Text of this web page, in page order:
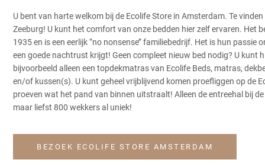
U bent van harte welkom bij de Ecolife Store in Amsterdam. Te
Zeeburg! U kunt het comfort van onze bedden hier zelf ervaren. Het
1935 en is een eerlijk ‘’no nonsense’’ familiebedrijf. Het is hun passie
een goede nachtrust krijgt! Geen compleet nieuw bed nodig? U kunt
bijvoorbeeld alleen een topdekmatras van Ecolife Beds, matras,
en/of kussen(s). U kunt geheel vrijblijvend komen proefliggen op de
proeven wat het pand van binnen uitstraalt! Alleen de entreehal bij
maar liefst 800 wekkers al uniek!
BEZOEK ECOLIFE STORE AMSTERDAM